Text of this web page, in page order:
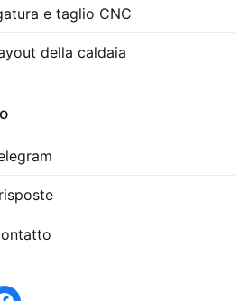
e taglio CNC
della caldaia